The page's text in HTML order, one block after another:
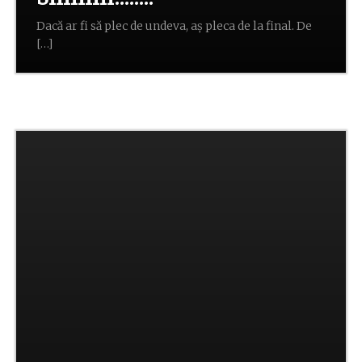
Dacă ar fi să plec de undeva, aş pleca de la final. De
[…]